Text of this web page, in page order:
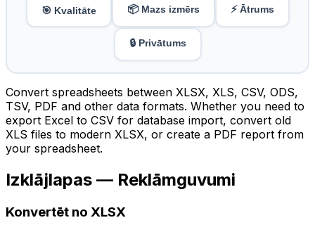
🎯 Kvalitāte 📦 Mazs izmērs ⚡ Ātrums
🔒 Privātums
Convert spreadsheets between XLSX, XLS, CSV, ODS,
TSV, PDF and other data formats. Whether you need to
export Excel to CSV for database import, convert old
XLS files to modern XLSX, or create a PDF report from
your spreadsheet.
Izklājlapas — Reklāmguvumi
Konvertēt no XLSX